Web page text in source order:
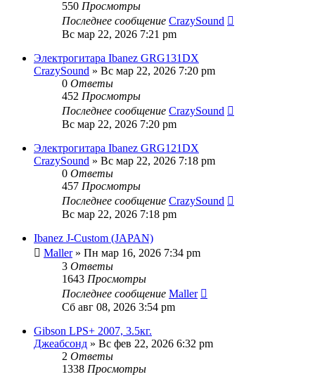
550 Просмотры
Последнее сообщение CrazySound
Вс мар 22, 2026 7:21 pm
Электрогитара Ibanez GRG131DX
CrazySound » Вс мар 22, 2026 7:20 pm
0 Ответы
452 Просмотры
Последнее сообщение CrazySound
Вс мар 22, 2026 7:20 pm
Электрогитара Ibanez GRG121DX
CrazySound » Вс мар 22, 2026 7:18 pm
0 Ответы
457 Просмотры
Последнее сообщение CrazySound
Вс мар 22, 2026 7:18 pm
Ibanez J-Custom (JAPAN)
Maller» Пн мар 16, 2026 7:34 pm
3 Ответы
1643 Просмотры
Последнее сообщение Maller
Сб авг 08, 2026 3:54 pm
Gibson LPS+ 2007, 3.5кг.
Джеабсонд » Вс фев 22, 2026 6:32 pm
2 Ответы
1338 Просмотры